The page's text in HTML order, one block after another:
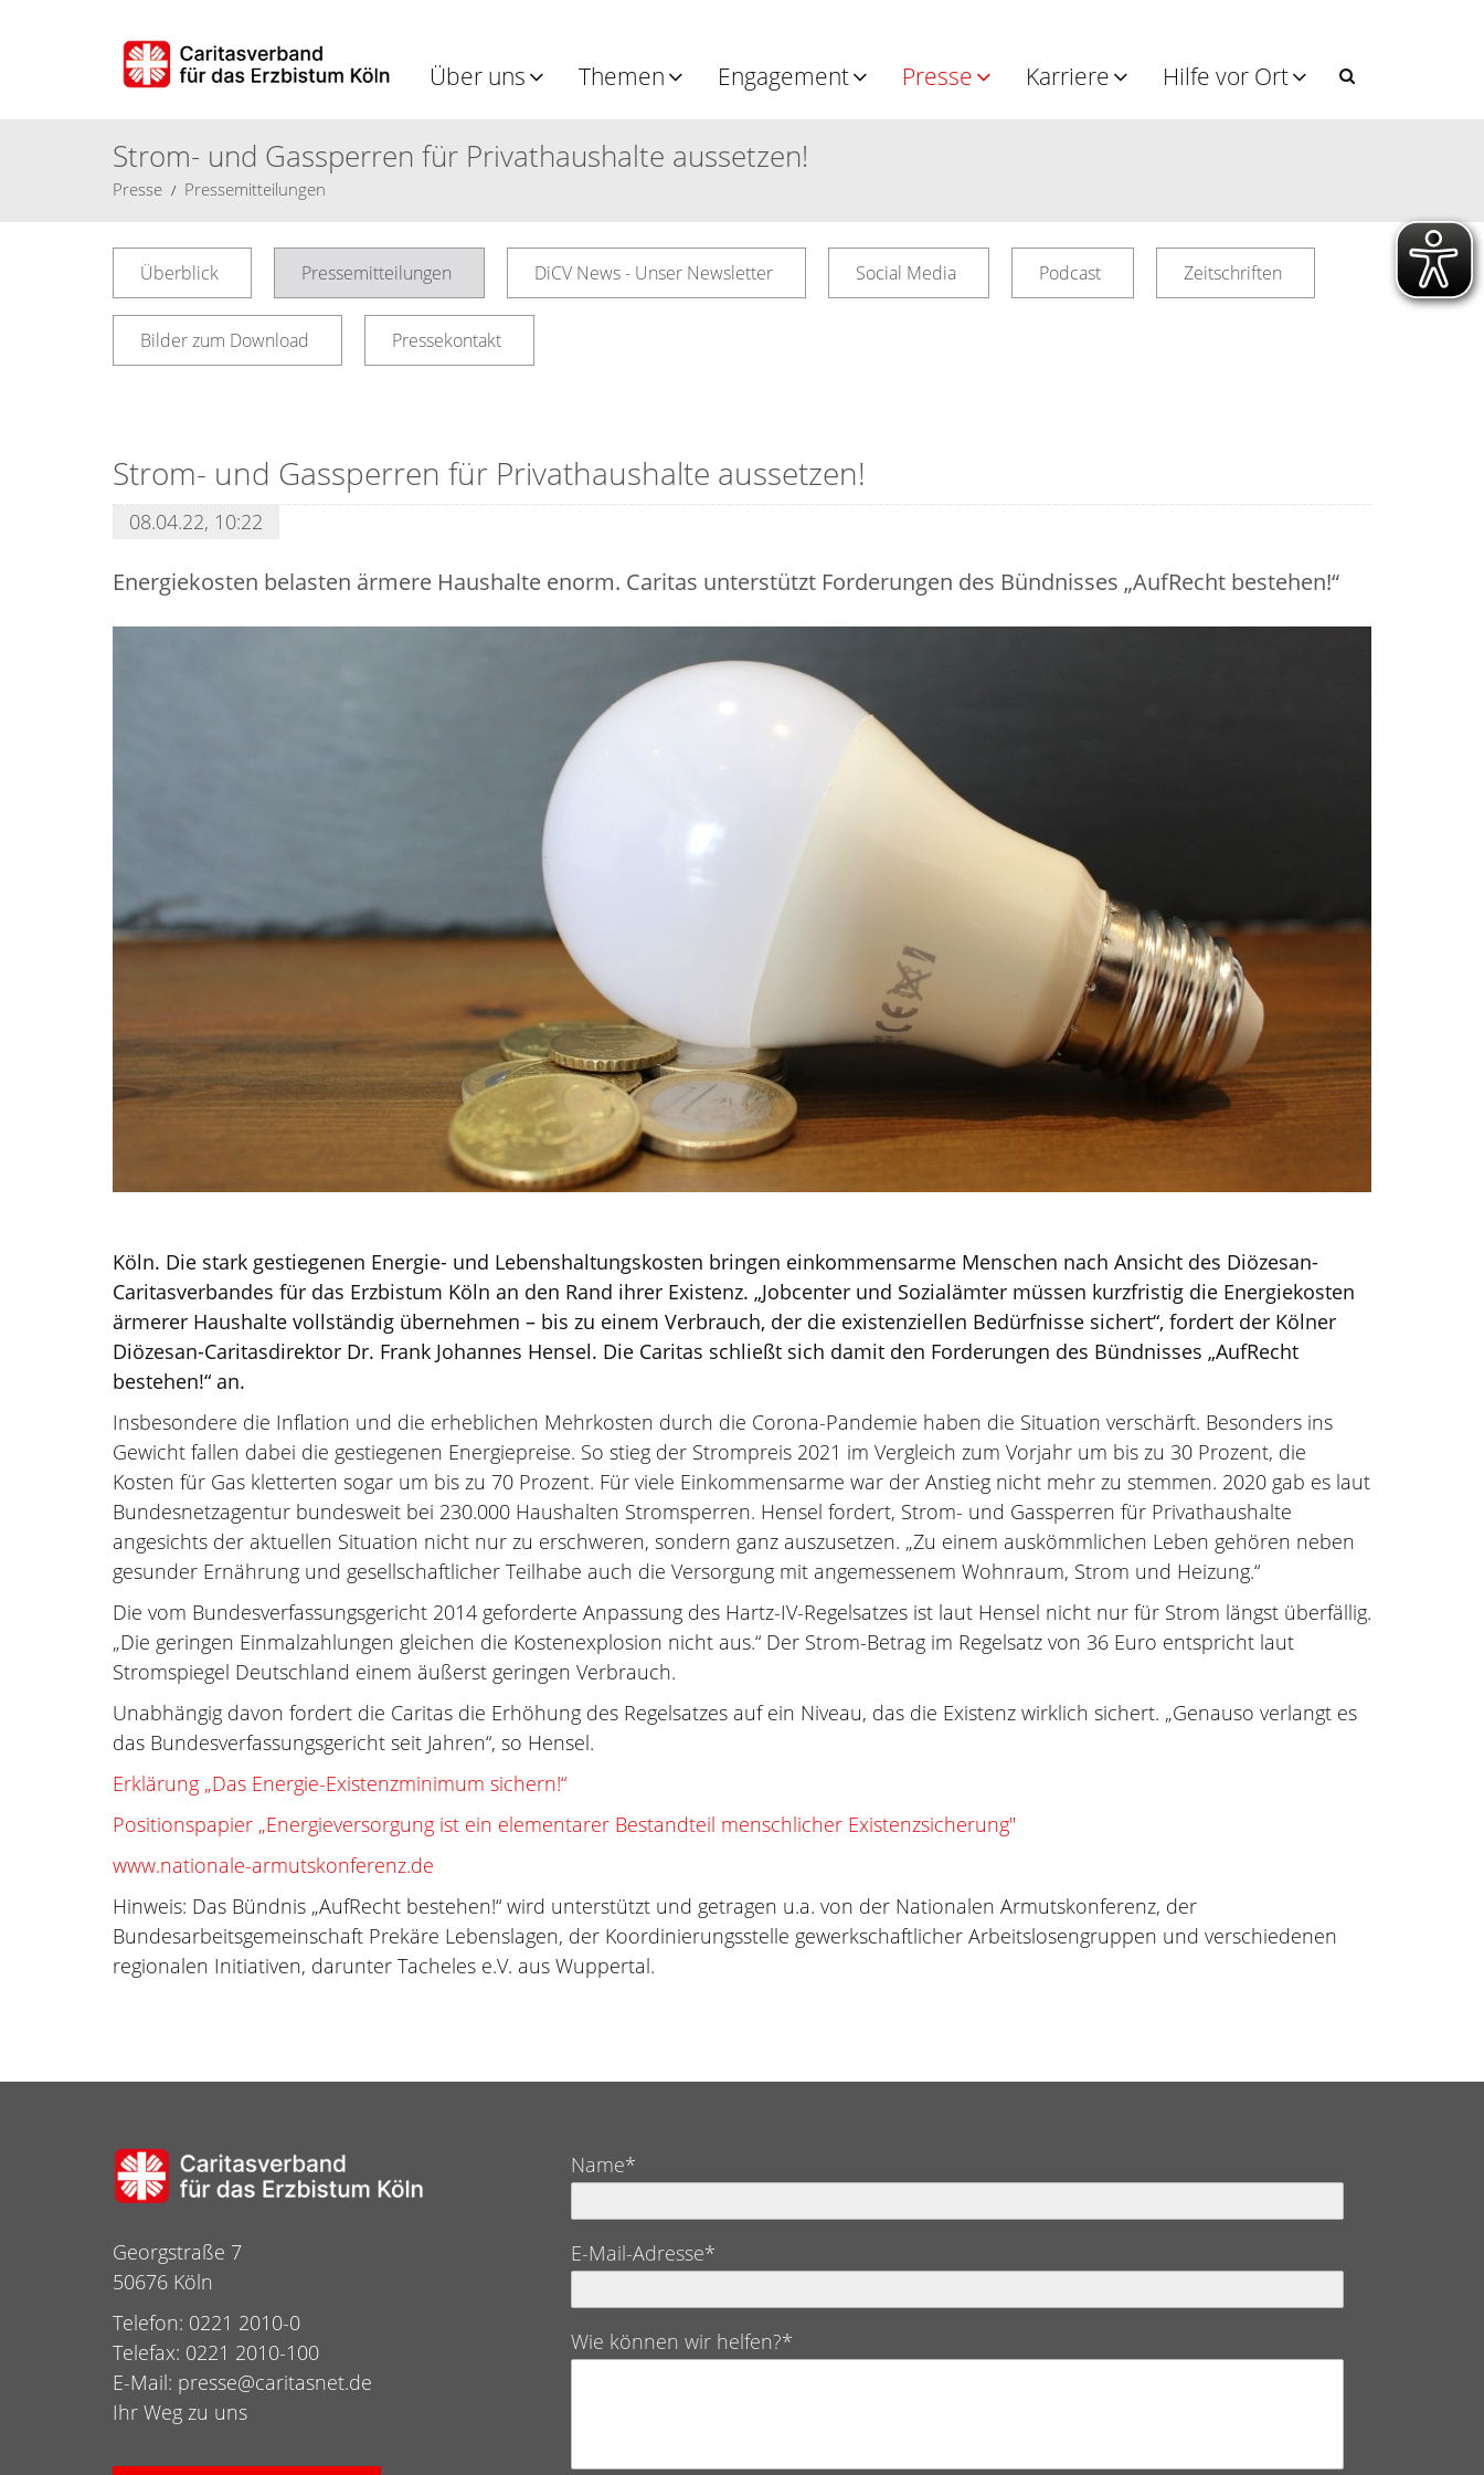
Über uns Themen Engagement Presse Karriere Hilfe vor Ort
Strom- und Gassperren für Privathaushalte aussetzen!
Presse Pressemitteilungen
Überblick Pressemitteilungen DiCV News - Unser Newsletter Social Media Podcast Zeitschriften
Bilder zum Download Pressekontakt
Strom- und Gassperren für Privathaushalte aussetzen!
08.04.22, 10:22
Energiekosten belasten ärmere Haushalte enorm. Caritas unterstützt Forderungen des Bündnisses „AufRecht bestehen!“
Köln. Die stark gestiegenen Energie- und Lebenshaltungskosten bringen einkommensarme Menschen nach Ansicht des Diözesan-
Caritasverbandes für das Erzbistum Köln an den Rand ihrer Existenz. „Jobcenter und Sozialämter müssen kurzfristig die Energiekosten
ärmerer Haushalte vollständig übernehmen – bis zu einem Verbrauch, der die existenziellen Bedürfnisse sichert“, fordert der Kölner
Diözesan-Caritasdirektor Dr. Frank Johannes Hensel. Die Caritas schließt sich damit den Forderungen des Bündnisses „AufRecht
bestehen!“ an.
Insbesondere die Inflation und die erheblichen Mehrkosten durch die Corona-Pandemie haben die Situation verschärft. Besonders ins
Gewicht fallen dabei die gestiegenen Energiepreise. So stieg der Strompreis 2021 im Vergleich zum Vorjahr um bis zu 30 Prozent, die
Kosten für Gas kletterten sogar um bis zu 70 Prozent. Für viele Einkommensarme war der Anstieg nicht mehr zu stemmen. 2020 gab es laut
Bundesnetzagentur bundesweit bei 230.000 Haushalten Stromsperren. Hensel fordert, Strom- und Gassperren für Privathaushalte
angesichts der aktuellen Situation nicht nur zu erschweren, sondern ganz auszusetzen. „Zu einem auskömmlichen Leben gehören neben
gesunder Ernährung und gesellschaftlicher Teilhabe auch die Versorgung mit angemessenem Wohnraum, Strom und Heizung.“
Die vom Bundesverfassungsgericht 2014 geforderte Anpassung des Hartz-IV-Regelsatzes ist laut Hensel nicht nur für Strom längst überfällig.
„Die geringen Einmalzahlungen gleichen die Kostenexplosion nicht aus.“ Der Strom-Betrag im Regelsatz von 36 Euro entspricht laut
Stromspiegel Deutschland einem äußerst geringen Verbrauch.
Unabhängig davon fordert die Caritas die Erhöhung des Regelsatzes auf ein Niveau, das die Existenz wirklich sichert. „Genauso verlangt es
das Bundesverfassungsgericht seit Jahren“, so Hensel.
Erklärung „Das Energie-Existenzminimum sichern!“
Positionspapier „Energieversorgung ist ein elementarer Bestandteil menschlicher Existenzsicherung"
www.nationale-armutskonferenz.de
Hinweis: Das Bündnis „AufRecht bestehen!“ wird unterstützt und getragen u.a. von der Nationalen Armutskonferenz, der
Bundesarbeitsgemeinschaft Prekäre Lebenslagen, der Koordinierungsstelle gewerkschaftlicher Arbeitslosengruppen und verschiedenen
regionalen Initiativen, darunter Tacheles e.V. aus Wuppertal.
Georgstraße 7
50676 Köln
Telefon: 0221 2010-0
Telefax: 0221 2010-100
E-Mail: presse@caritasnet.de
Ihr Weg zu uns
Name*
E-Mail-Adresse*
Wie können wir helfen?*